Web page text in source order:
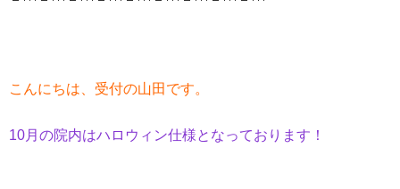
こんにちは、受付の山田です。
10月の院内はハロウィン仕様となっております！